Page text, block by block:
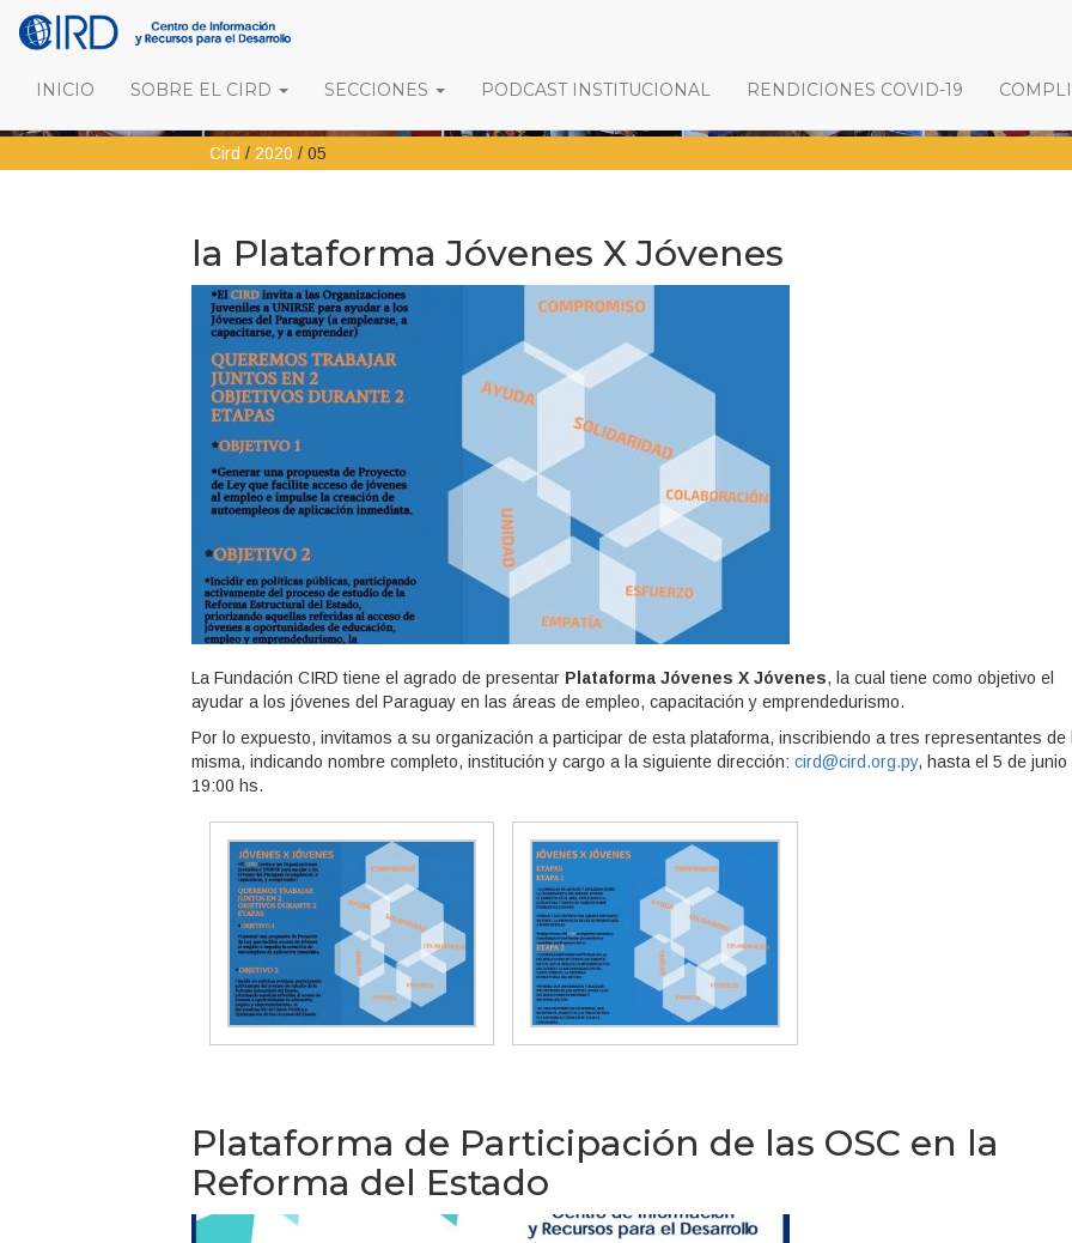
INICIO SOBRE EL CIRD SECCIONES PODCAST INSTITUCIONAL RENDICIONES COVID-19
Cird / 2020 / 05
la Plataforma Jóvenes X Jóvenes
La Fundación CIRD tiene el agrado de presentar Plataforma Jóvenes X Jóvenes, la cual tiene como objetivo el
ayudar a los jóvenes del Paraguay en las áreas de empleo, capacitación y emprendedurismo.
Por lo expuesto, invitamos a su organización a participar de esta plataforma, inscribiendo a tres representantes de
misma, indicando nombre completo, institución y cargo a la siguiente dirección: cird@cird.org.py, hasta el 5 de junio
19:00 hs.
Plataforma de Participación de las OSC en la
Reforma del Estado